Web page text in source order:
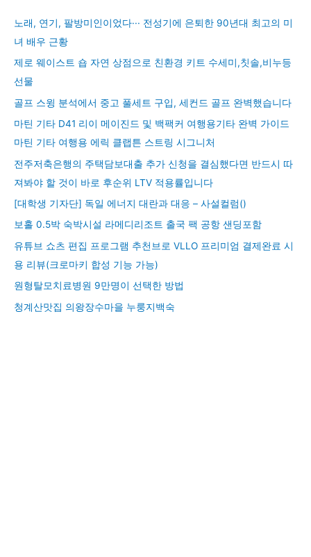
노래, 연기, 팔방미인이었다··· 전성기에 은퇴한 90년대 최고의 미
녀 배우 근황
제로 웨이스트 숍 자연 상점으로 친환경 키트 수세미,칫솔,비누등
선물
골프 스윙 분석에서 중고 풀세트 구입, 세컨드 골프 완벽했습니다
마틴 기타 D41 리이 메이진드 및 백팩커 여행용기타 완벽 가이드
마틴 기타 여행용 에릭 클랩튼 스트링 시그니처
전주저축은행의 주택담보대출 추가 신청을 결심했다면 반드시 따
져봐야 할 것이 바로 후순위 LTV 적용률입니다
[대학생 기자단] 독일 에너지 대란과 대응 – 사설컬럼()
보홀 0.5박 숙박시설 라메디리조트 출국 팩 공항 샌딩포함
유튜브 쇼츠 편집 프로그램 추천브로 VLLO 프리미엄 결제완료 시
용 리뷰(크로마키 합성 기능 가능)
원형탈모치료병원 9만명이 선택한 방법
청계산맛집 의왕장수마을 누룽지백숙